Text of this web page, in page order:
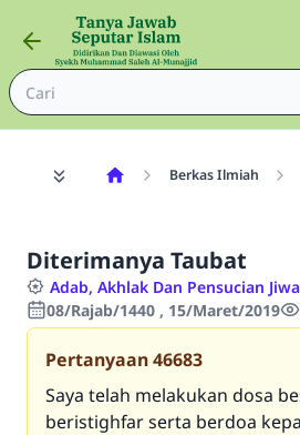
Berkas Ilmiah
Diterimanya Taubat
Adab, Akhlak Dan Pensucian Jiwa
08/Rajab/1440 , 15/Maret/2019
Pertanyaan46683
Saya telah melakukan dosa
beristighfar serta berdoa